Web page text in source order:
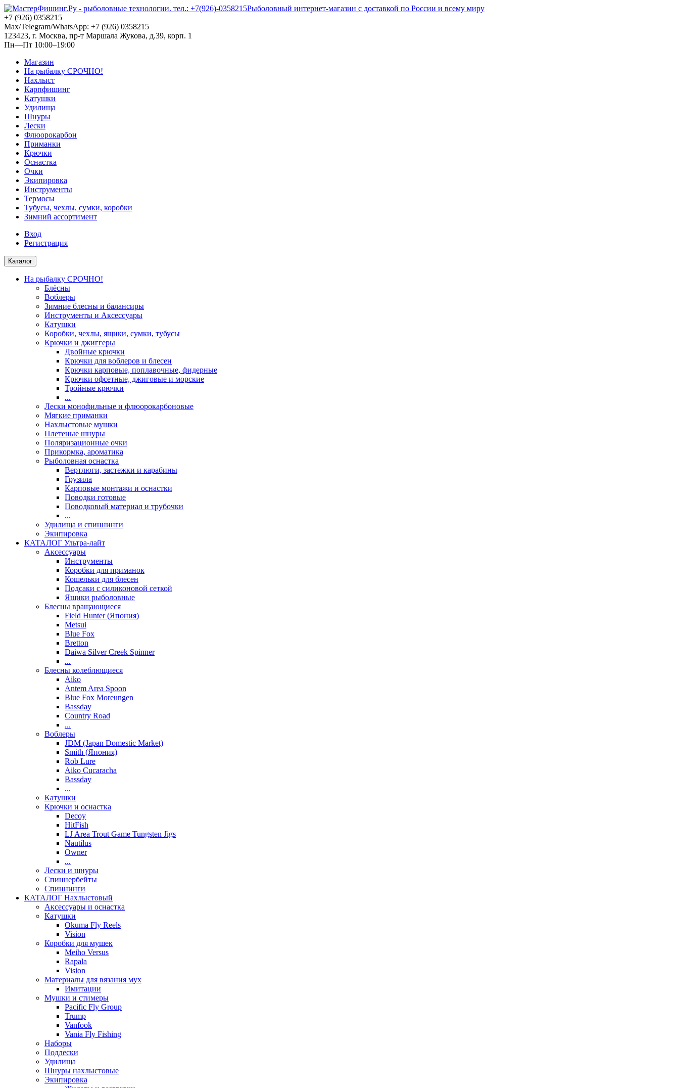
Рыболовный интернет-магазин с доставкой по России и всему миру
+7 (926) 0358215
Max/Telegram/WhatsApp: +7 (926) 0358215
123423, г. Москва, пр-т Маршала Жукова, д.39, корп. 1
Пн—Пт 10:00–19:00
Магазин
На рыбалку СРОЧНО!
Нахлыст
Карпфишинг
Катушки
Удилища
Шнуры
Лески
Флюорокарбон
Приманки
Крючки
Оснастка
Очки
Экипировка
Инструменты
Термосы
Тубусы, чехлы, сумки, коробки
Зимний ассортимент
Вход
Регистрация
Каталог
На рыбалку СРОЧНО!
Блёсны
Воблеры
Зимние блесны и балансиры
Инструменты и Аксессуары
Катушки
Коробки, чехлы, ящики, сумки, тубусы
Крючки и джиггеры
Двойные крючки
Крючки для воблеров и блесен
Крючки карповые, поплавочные, фидерные
Крючки офсетные, джиговые и морские
Тройные крючки
...
Лески монофильные и флюорокарбоновые
Мягкие приманки
Нахлыстовые мушки
Плетеные шнуры
Поляризационные очки
Прикормка, ароматика
Рыболовная оснастка
Вертлюги, застежки и карабины
Грузила
Карповые монтажи и оснастки
Поводки готовые
Поводковый материал и трубочки
...
Удилища и спиннинги
Экипировка
КАТАЛОГ Ультра-лайт
Аксессуары
Инструменты
Коробки для приманок
Кошельки для блесен
Подсаки с силиконовой сеткой
Ящики рыболовные
Блесны вращающиеся
Field Hunter (Япония)
Metsui
Blue Fox
Bretton
Daiwa Silver Creek Spinner
...
Блесны колеблющиеся
Aiko
Antem Area Spoon
Blue Fox Moreungen
Bassday
Country Road
...
Воблеры
JDM (Japan Domestic Market)
Smith (Япония)
Rob Lure
Aiko Cucaracha
Bassday
...
Катушки
Крючки и оснастка
Decoy
HitFish
LJ Area Trout Game Tungsten Jigs
Nautilus
Owner
...
Лески и шнуры
Спиннербейты
Спиннинги
КАТАЛОГ Нахлыстовый
Аксессуары и оснастка
Катушки
Okuma Fly Reels
Vision
Коробки для мушек
Meiho Versus
Rapala
Vision
Материалы для вязания мух
Имитации
Мушки и стимеры
Pacific Fly Group
Trump
Vanfook
Vania Fly Fishing
Наборы
Подлески
Удилища
Шнуры нахлыстовые
Экипировка